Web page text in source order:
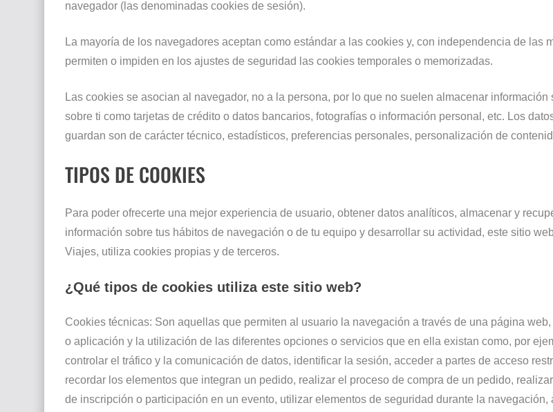
navegador (las denominadas cookies de sesión).
La mayoría de los navegadores aceptan como estándar a las cookies y, con independencia de las
permiten o impiden en los ajustes de seguridad las cookies temporales o memorizadas.
Las cookies se asocian al navegador, no a la persona, por lo que no suelen almacenar información
sobre ti como tarjetas de crédito o datos bancarios, fotografías o información personal, etc. Los
guardan son de carácter técnico, estadísticos, preferencias personales, personalización de
TIPOS DE COOKIES
Para poder ofrecerte una mejor experiencia de usuario, obtener datos analíticos, almacenar y
información sobre tus hábitos de navegación o de tu equipo y desarrollar su actividad, este sitio
Viajes, utiliza cookies propias y de terceros.
¿Qué tipos de cookies utiliza este sitio web?
Cookies técnicas: Son aquellas que permiten al usuario la navegación a través de una página web,
o aplicación y la utilización de las diferentes opciones o servicios que en ella existan como, por
controlar el tráfico y la comunicación de datos, identificar la sesión, acceder a partes de acceso
recordar los elementos que integran un pedido, realizar el proceso de compra de un pedido,
de inscripción o participación en un evento, utilizar elementos de seguridad durante la navegación,